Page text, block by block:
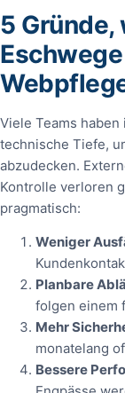
5 Gründe,
Viele Teams
technische Tiefe,
abzudecken.
Kontrolle verloren
pragmatisch:
Weniger
Planbare
folgen einem
Mehr
monatelang
Bessere